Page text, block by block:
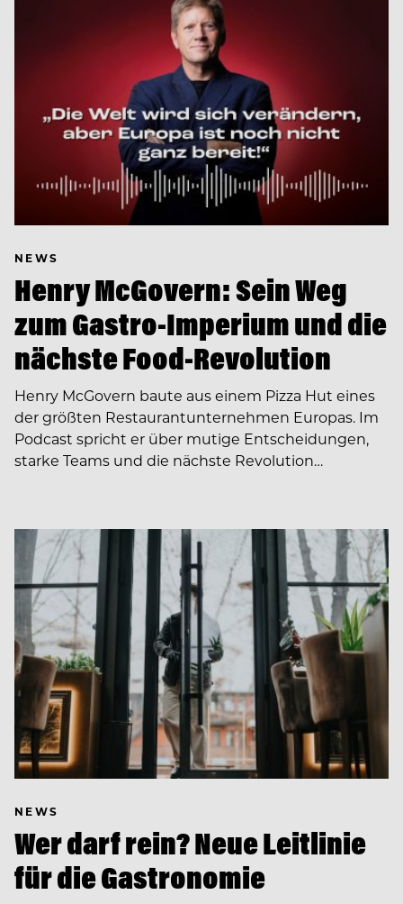
NEWS
Henry McGovern: Sein Weg
zum Gastro-Imperium und die
nächste Food-Revolution
Henry McGovern baute aus einem Pizza Hut eines
der größten Restaurantunternehmen Europas. Im
Podcast spricht er über mutige Entscheidungen,
starke Teams und die nächste Revolution…
NEWS
Wer darf rein? Neue Leitlinie
für die Gastronomie